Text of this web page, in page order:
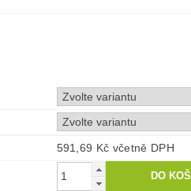
591,69 Kč včetně DPH